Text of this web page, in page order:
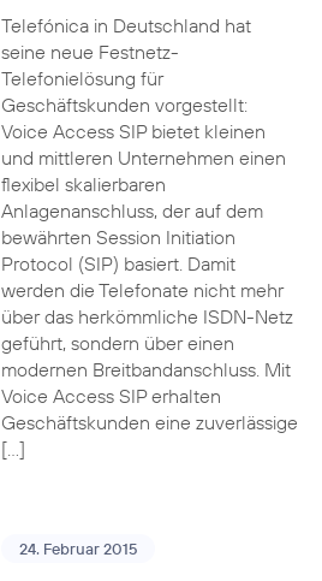
Telefónica in Deutschland hat
seine neue Festnetz-
Telefonielösung für
Geschäftskunden vorgestellt:
Voice Access SIP bietet kleinen
und mittleren Unternehmen einen
flexibel skalierbaren
Anlagenanschluss, der auf dem
bewährten Session Initiation
Protocol (SIP) basiert. Damit
werden die Telefonate nicht mehr
über das herkömmliche ISDN-Netz
geführt, sondern über einen
modernen Breitbandanschluss. Mit
Voice Access SIP erhalten
Geschäftskunden eine zuverlässige
[…]
24. Februar 2015